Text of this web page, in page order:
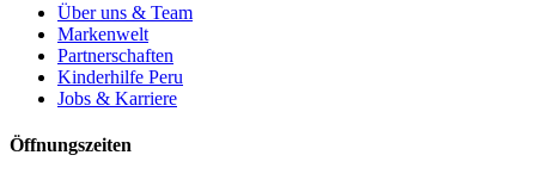
Über uns & Team
Markenwelt
Partnerschaften
Kinderhilfe Peru
Jobs & Karriere
Öffnungszeiten